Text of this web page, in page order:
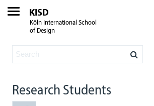
KISD
Köln International School
of Design
Research Students